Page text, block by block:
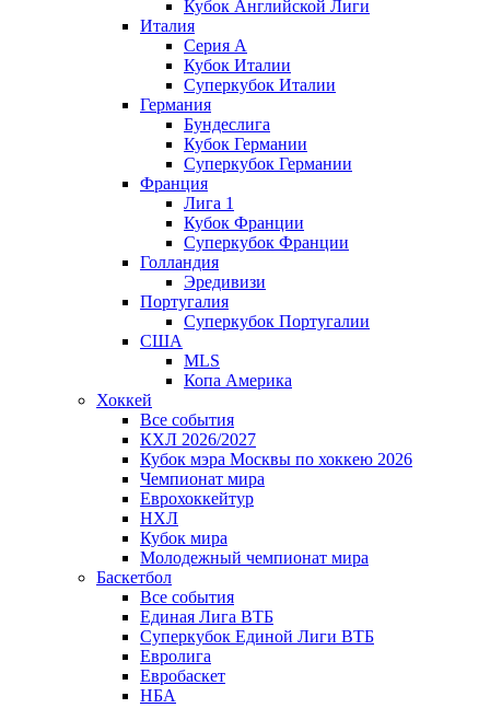
Кубок Английской Лиги
Италия
Серия А
Кубок Италии
Суперкубок Италии
Германия
Бундеслига
Кубок Германии
Суперкубок Германии
Франция
Лига 1
Кубок Франции
Суперкубок Франции
Голландия
Эредивизи
Португалия
Суперкубок Португалии
США
MLS
Копа Америка
Хоккей
Все события
КХЛ 2026/2027
Кубок мэра Москвы по хоккею 2026
Чемпионат мира
Еврохоккейтур
НХЛ
Кубок мира
Молодежный чемпионат мира
Баскетбол
Все события
Единая Лига ВТБ
Суперкубок Единой Лиги ВТБ
Евролига
Евробаскет
НБА